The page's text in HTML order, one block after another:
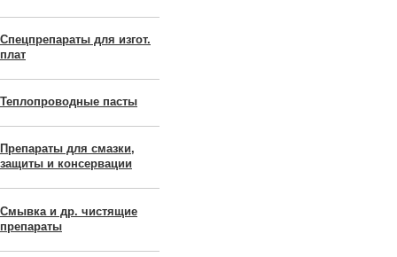
Спецпрепараты для изгот.
плат
Теплопроводные пасты
Препараты для смазки,
защиты и консервации
Смывка и др. чистящие
препараты